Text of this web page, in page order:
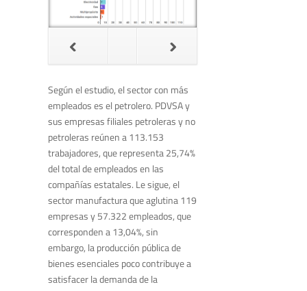
Según el estudio, el sector con más
empleados es el petrolero. PDVSA y
sus empresas filiales petroleras y no
petroleras reúnen a 113.153
trabajadores, que representa 25,74%
del total de empleados en las
compañías estatales. Le sigue, el
sector manufactura que aglutina 119
empresas y 57.322 empleados, que
corresponden a 13,04%, sin
embargo, la producción pública de
bienes esenciales poco contribuye a
satisfacer la demanda de la